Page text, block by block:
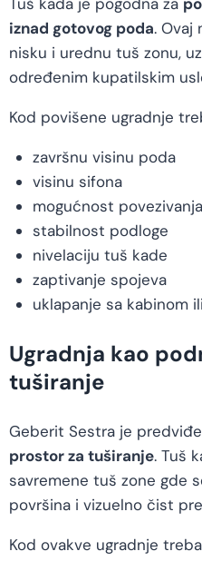
iznad gotovog poda. Ovaj
nisku i urednu tuš zonu,
određenim kupatilskim
Kod povišene ugradnje
završnu visinu poda
visinu sifona
mogućnost
stabilnost podloge
nivelaciju tuš kade
zaptivanje spojeva
uklapanje sa kabinom
Ugradnja kao
tuširanje
Geberit Sestra je
prostor za tuširanje. Tuš
savremene tuš zone gde
površina i vizuelno čist
Kod ovakve ugradnje